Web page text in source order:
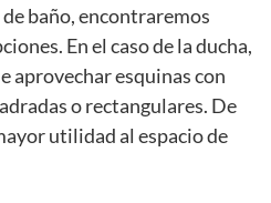
baño, encontraremos
En el caso de la ducha,
aprovechar esquinas con
o rectangulares. De
utilidad al espacio de